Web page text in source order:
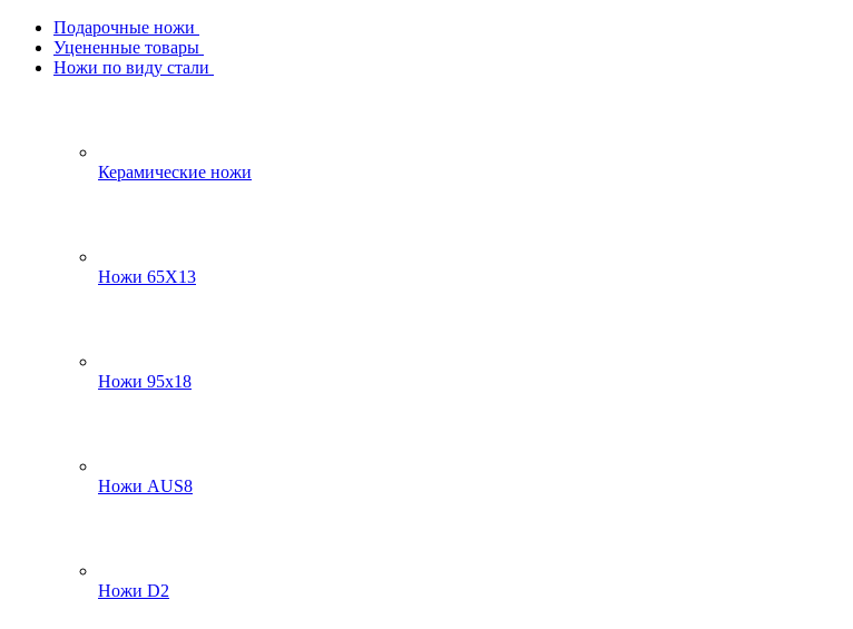
Подарочные ножи
Уцененные товары
Ножи по виду стали
Керамические ножи
Ножи 65Х13
Ножи 95х18
Ножи AUS8
Ножи D2